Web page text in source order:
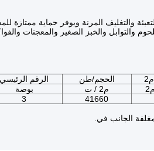
والتغليف المرنة ويوفر حماية ممتازة
والتوابل والخبز الصغير والمعجنات
الحجم/طن الرقم الرئيسي
م2 / ت بوصة
41660
3